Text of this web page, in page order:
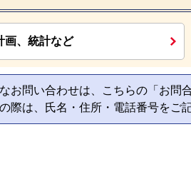
画、統計など
お問い合わせは、こちらの「お問
際は、氏名・住所・電話番号をご